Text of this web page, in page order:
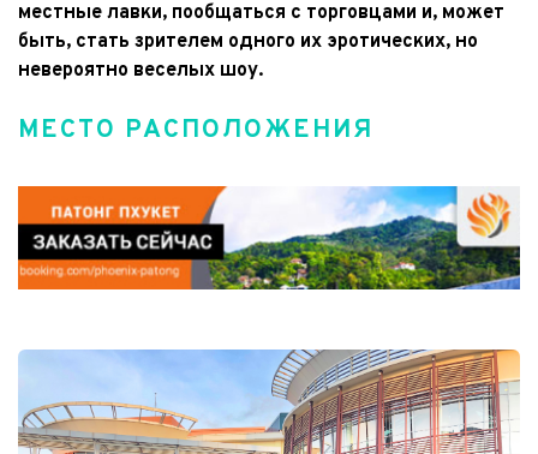
местные лавки, пообщаться с торговцами и, может
быть, стать зрителем одного их эротических, но
невероятно веселых шоу.
МЕСТО РАСПОЛОЖЕНИЯ